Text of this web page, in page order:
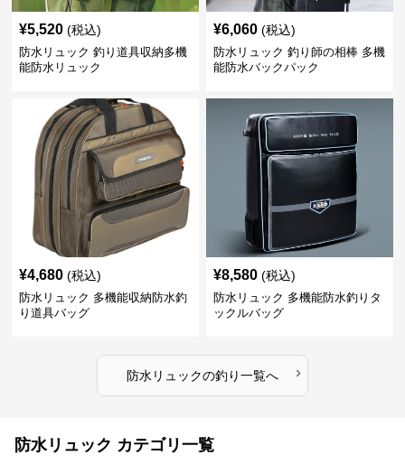
¥5,520 (税込)
防水リュック 釣り道具収納多機
能防水リュック
¥6,060 (税込)
防水リュック 釣り師の相棒 多機
能防水バックパック
¥4,680 (税込)
防水リュック 多機能収納防水釣
り道具バッグ
¥8,580 (税込)
防水リュック 多機能防水釣りタ
ックルバッグ
防水リュックの釣り一覧へ ›
防水リュック カテゴリ一覧